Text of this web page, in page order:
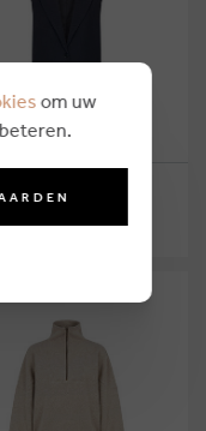
om uw